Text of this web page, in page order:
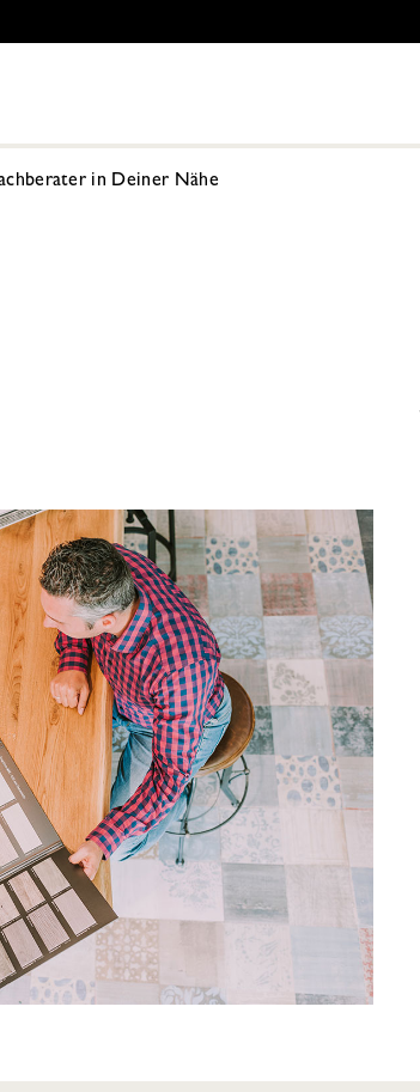
in Deiner Nähe